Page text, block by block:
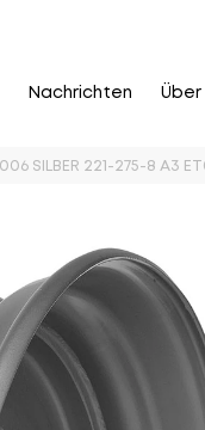
Nachrichten Über
SILBER 221-275-8 A3